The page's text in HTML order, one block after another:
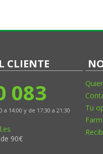
CLIENTE
083
14:00 y de 17:30 a 21:30
90€
Tu